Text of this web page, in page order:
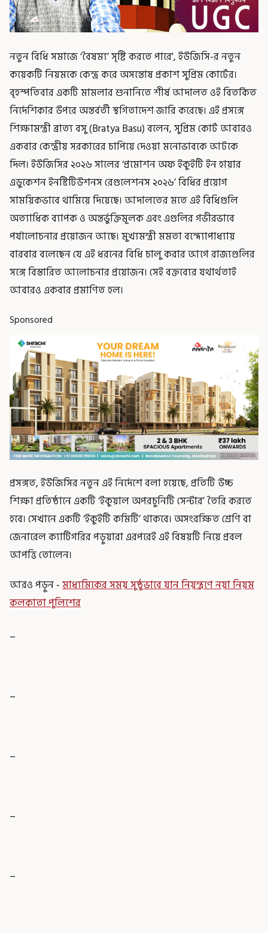
নতুন বিধি সমাজে ‘বৈষম্য’ সৃষ্টি করতে পারে', ইউজিসি-র নতুন
কয়েকটি নিয়মকে কেন্দ্র করে অসন্তোষ প্রকাশ সুপ্রিম কোর্টের।
বৃহস্পতিবার একটি মামলার শুনানিতে শীর্ষ আদালত ওই বিতর্কিত
নির্দেশিকার উপরে অন্তর্বর্তী স্থগিতাদেশ জারি করেছে। এই প্রসঙ্গে
শিক্ষামন্ত্রী ব্রাত্য বসু (Bratya Basu) বলেন, সুপ্রিম কোর্ট আবারও
একবার কেন্দ্রীয় সরকারের চাপিয়ে দেওয়া মনোভাবকে আটকে
দিল। ইউজিসির ২০২৬ সালের ‘প্রমোশন অফ ইকুইটি ইন হায়ার
এডুকেশন ইনস্টিটিউশনস রেগুলেশনস ২০২৬’ বিধির প্রয়োগ
সাময়িকভাবে থামিয়ে দিয়েছে। আদালতের মতে এই বিধিগুলি
অত্যাধিক ব্যাপক ও অন্তর্ভুক্তিমূলক এবং এগুলির গভীরভাবে
পর্যালোচনার প্রয়োজন আছে। মুখ্যমন্ত্রী মমতা বন্দ্যোপাধ্যায়
বারবার বলেছেন যে এই ধরনের বিধি চালু করার আগে রাজ্যগুলির
সঙ্গে বিস্তারিত আলোচনার প্রয়োজন। সেই বক্তব্যের যথার্থতাই
আবারও একবার প্রমাণিত হল।
Sponsored
প্রসঙ্গত, ইউজিসির নতুন এই নির্দেশে বলা হয়েছে, প্রতিটি উচ্চ
শিক্ষা প্রতিষ্ঠানে একটি ‘ইকুয়াল অপরচুনিটি সেন্টার’ তৈরি করতে
হবে। সেখানে একটি ‘ইকুইটি কমিটি’ থাকবে। অসংরক্ষিত শ্রেণি বা
জেনারেল ক্যাটিগরির পড়ুয়ারা এরপরেই এই বিষয়টি নিয়ে প্রবল
আপত্তি তোলেন।
আরও পড়ুন -মাধ্যমিকের সময় সুষ্ঠুভাবে যান নিয়ন্ত্রণে নয়া নিয়ম
কলকাতা পুলিশের
_
_
_
_
_